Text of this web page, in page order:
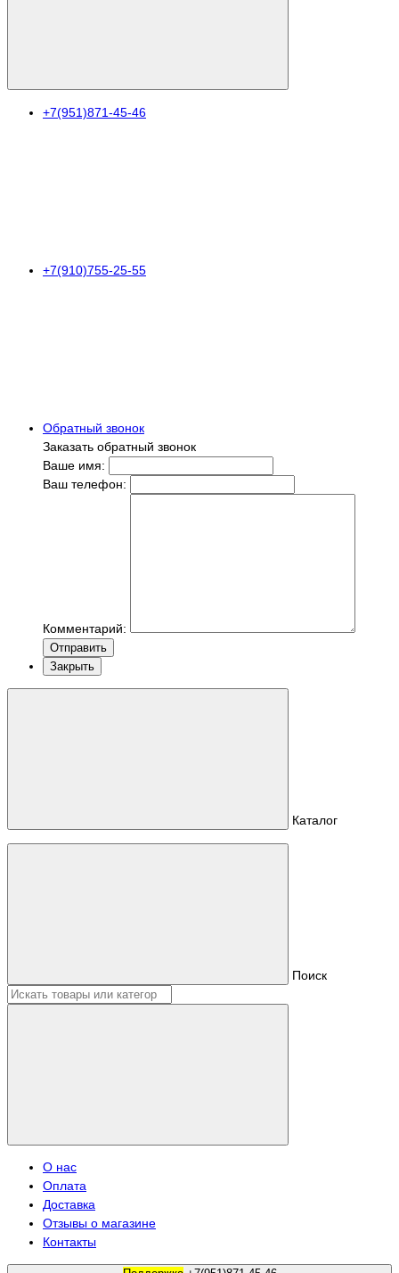
+7(951)871-45-46
+7(910)755-25-55
Обратный звонок
Заказать обратный звонок
Ваше имя:
Ваш телефон:
Комментарий:
Отправить
Закрыть
Каталог
Поиск
О нас
Оплата
Доставка
Отзывы о магазине
Контакты